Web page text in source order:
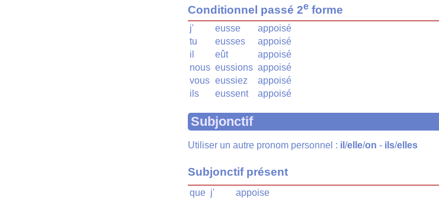
Conditionnel passé 2e forme
j' eusse
appoisé
tu
eusses
appoisé
il
eût
appoisé
nous eussions appoisé
vous eussiez
appoisé
ils
eussent appoisé
Subjonctif
Utiliser un autre pronom personnel : il /elle/on - ils/elles
Subjonctif présent
que j'
appoise